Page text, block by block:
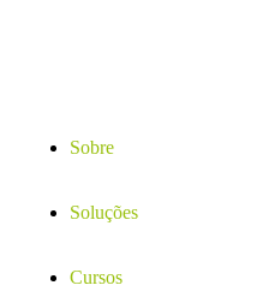
Sobre
Soluções
Cursos